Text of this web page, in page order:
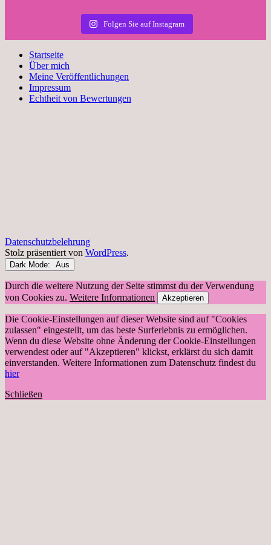
Folgen Sie auf Instagram
Startseite
Über mich
Meine Veröffentlichungen
Impressum
Echtheit von Bewertungen
Datenschutzbelehrung
Stolz präsentiert von WordPress.
Dark Mode:
Durch die weitere Nutzung der Seite stimmst du der Verwendung
von Cookies zu. Weitere Informationen Akzeptieren
Die Cookie-Einstellungen auf dieser Website sind auf "Cookies
zulassen" eingestellt, um das beste Surferlebnis zu ermöglichen.
Wenn du diese Website ohne Änderung der Cookie-Einstellungen
verwendest oder auf "Akzeptieren" klickst, erklärst du sich damit
einverstanden. Weitere Informationen zum Datenschutz findest du
hier
Schließen